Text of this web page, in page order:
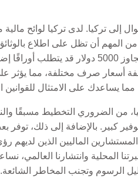
إلى تركيا. لدى تركيا لوائح
من المهم أن تظل على اطلاع
والتعقيدات المحتملة. على سبيل المثال،
مما يساعدك على الامتثال
تركيا، من الضروري التخطيط
كبير. بالإضافة إلى ذلك،
المحلية وانتشارنا العالمي،
الرسوم وتجنب المخاطر الشائعة.